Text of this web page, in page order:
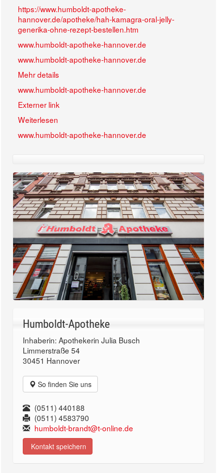
https://www.humboldt-apotheke-
hannover.de/apotheke/hah-kamagra-oral-jelly-
generika-ohne-rezept-bestellen.htm
www.humboldt-apotheke-hannover.de
www.humboldt-apotheke-hannover.de
Mehr details
www.humboldt-apotheke-hannover.de
Externer link
Weiterlesen
www.humboldt-apotheke-hannover.de
Humboldt-Apotheke
Inhaberin: Apothekerin Julia Busch
Limmerstraße 54
30451 Hannover
So finden Sie uns
(0511) 440188
(0511) 4583790
humboldt-brandt@t-online.de
Kontakt speichern